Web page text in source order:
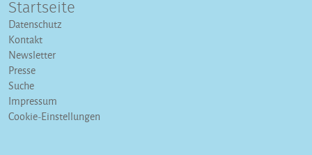
Startseite
Datenschutz
Kontakt
Newsletter
Presse
Suche
Impressum
Cookie-Einstellungen